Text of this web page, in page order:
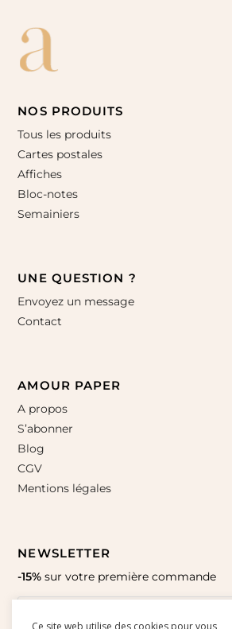
NOS PRODUITS
Tous les produits
Cartes postales
Affiches
Bloc-notes
Semainiers
UNE QUESTION ?
Envoyez un message
Contact
AMOUR PAPER
A propos
S’abonner
Blog
CGV
Mentions légales
NEWSLETTER
-15% sur votre première commande
Ce site web utilise des cookies pour vous